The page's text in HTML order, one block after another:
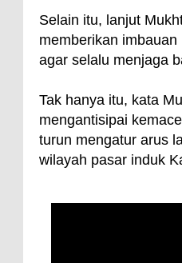
Selain itu, lanjut
memberikan
agar selalu menjaga
Tak hanya itu, kata
mengantisipai
turun mengatur arus
wilayah pasar induk